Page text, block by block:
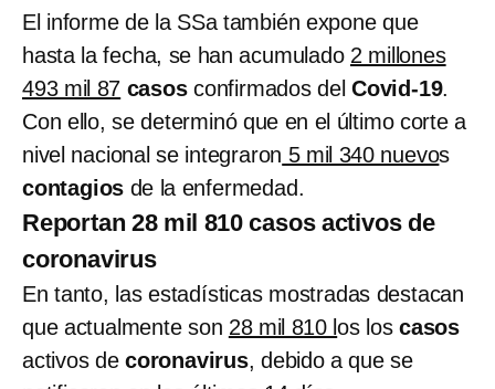
El informe de la SSa también expone que
hasta la fecha, se han acumulado 2 millones
493 mil 87 casosconfirmados delCovid-19.
Con ello, se determinó que en el último corte a
nivel nacional se integraron 5 mil 340 nuevos
contagios de la enfermedad.
Reportan 28 mil 810 casos activos de
coronavirus
En tanto, las estadísticas mostradas destacan
que actualmente son 28 mil 810 los loscasos
activos decoronavirus, debido a que se